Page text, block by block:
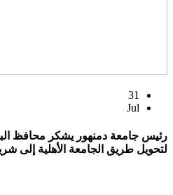
31
Jul
رئيس جامعة دمنهور يشكر محافظ
لتحويل طريق الجامعة الأهلية إلى